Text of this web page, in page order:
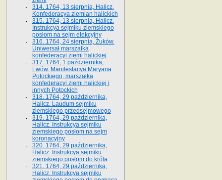
314. 1764, 13 sierpnia, Halicz.
Konfederacya ziemian halickich
315. 1764, 13 sierpnia, Halicz.
Instrukcya sejmiku ziemskiego
posłom na sejm elekcyjny
316. 1764, 24 sierpnia, Żuków.
Uniwersał marszałka
konfederacyi ziemi halickiej
317. 1764, 1 października,
Lwów. Manifestacya Maryana
Potockiego, marszałka
konfederacyi ziemi halickiej i
innych Potockich
318. 1764, 29 października,
Halicz. Laudum sejmiku
ziemskiego przedsejmowego
319. 1764, 29 października,
Halicz. Instrukcya sejmiku
ziemskiego posłom na sejm
koronacyjny
320. 1764, 29 października,
Halicz. Instrukcya sejmiku
ziemskiego posłom do króla
321. 1764, 29 października,
Halicz. Instrukcya sejmiku